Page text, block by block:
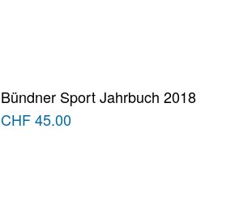
Bündner Sport Jahrbuch 2018
CHF45.00